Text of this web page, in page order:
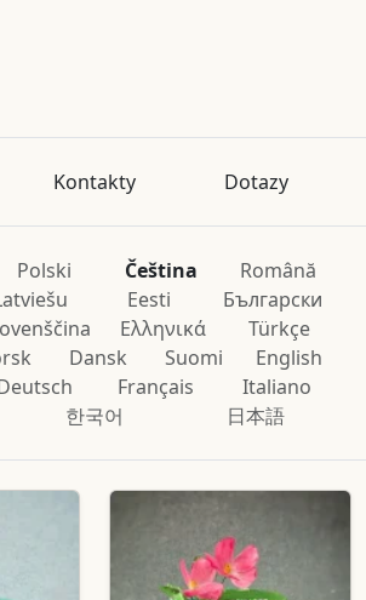
Kontakty Dotazy
Polski Čeština
Română
Eesti
Български
Ελληνικά
Türkçe
Dansk Suomi
English
Français
Italiano
한국어 日本語